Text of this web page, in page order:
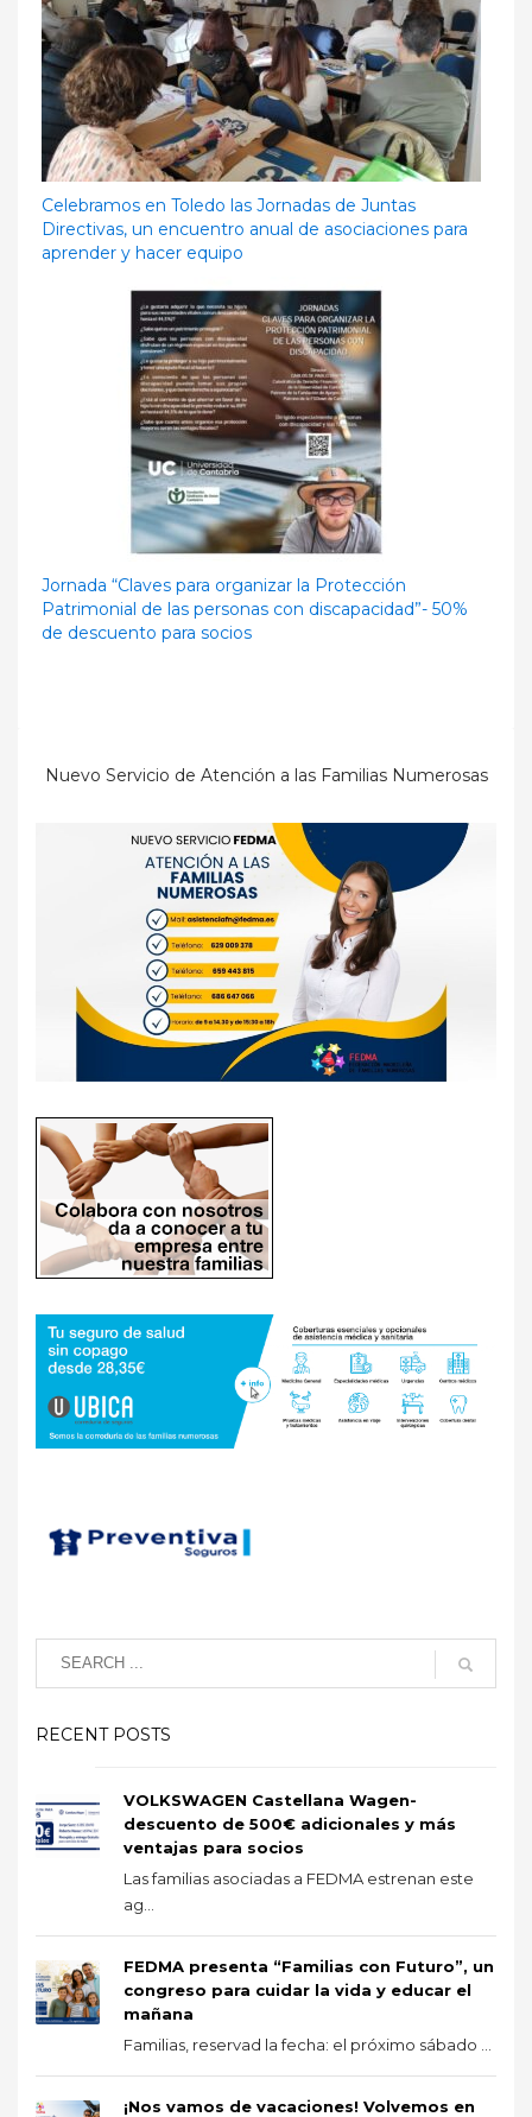
Celebramos en Toledo las Jornadas de Juntas
Directivas, un encuentro anual de asociaciones para
aprender y hacer equipo
Jornada “Claves para organizar la Protección
Patrimonial de las personas con discapacidad”- 50%
de descuento para socios
Nuevo Servicio de Atención a las Familias Numerosas
RECENT POSTS
VOLKSWAGEN Castellana Wagen-
descuento de 500€ adicionales y más
ventajas para socios
Las familias asociadas a FEDMA estrenan este
ag...
FEDMA presenta “Familias con Futuro”, un
congreso para cuidar la vida y educar el
mañana
Familias, reservad la fecha: el próximo sábado ...
¡Nos vamos de vacaciones! Volvemos en